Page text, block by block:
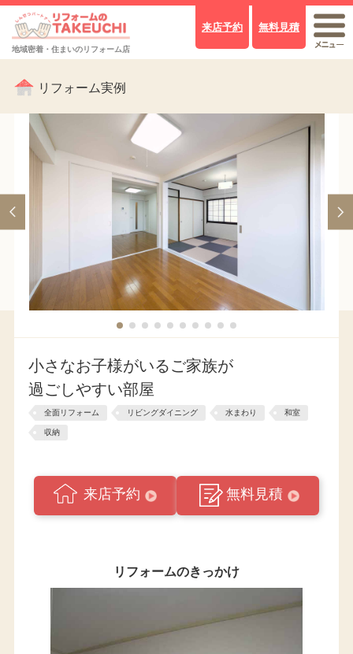
地域密着・住まいのリフォーム店
来店予約 無料見積
リフォーム実例
小さなお子様がいるご家族が
過ごしやすい部屋
全面リフォーム リビングダイニング 水まわり 和室
収納
来店予約 無料見積
リフォームのきっかけ